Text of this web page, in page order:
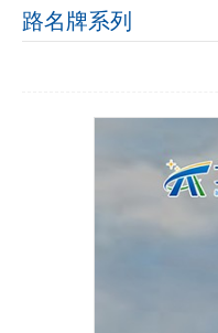
路名牌系列